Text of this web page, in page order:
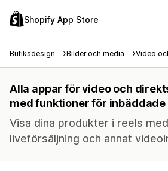
Shopify App Store
Butiksdesign Bilder och media Video
Alla appar för video och
med funktioner för inbäddade
Visa dina produkter i reels
liveförsäljning och annat